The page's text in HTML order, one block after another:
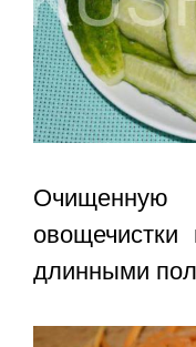
Очищенную
длинными